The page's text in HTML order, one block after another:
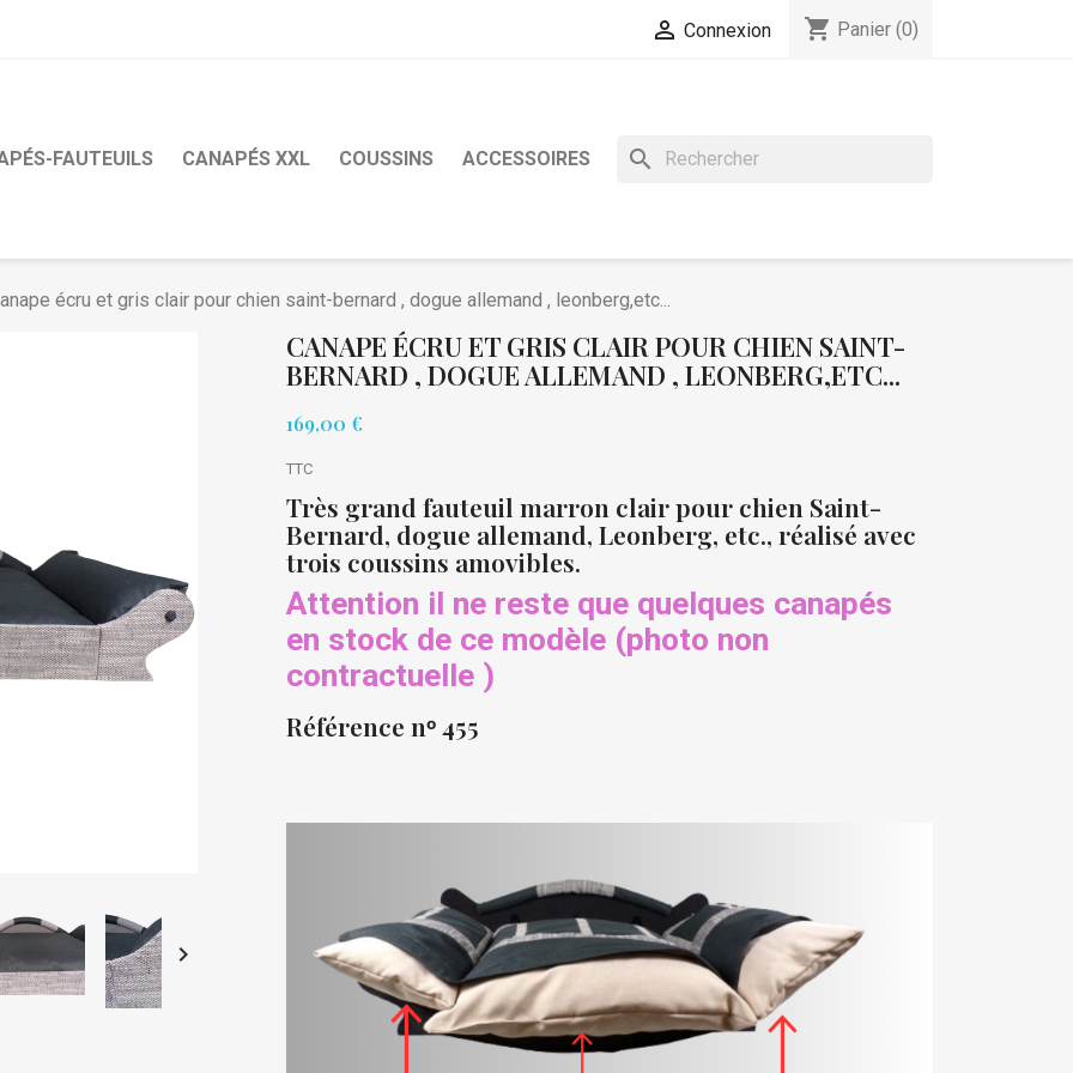
 Connexion shopping_cart Panier (0)
FAUTEUILS CANAPÉS XXL COUSSINS ACCESSOIRES search
écru et gris clair pour chien saint-bernard , dogue allemand , leonberg,etc...

CANAPE ÉCRU ET GRIS CLAIR POUR CHIEN SAINT-
BERNARD , DOGUE ALLEMAND , LEONBERG,ETC...
169,00 €
TTC
Très grand fauteuil marron clair pour chien Saint-
Bernard, dogue allemand, Leonberg, etc., réalisé avec
trois coussins amovibles.
Attention il ne reste que quelques canapés
en stock de ce modèle (photo non
contractuelle )
Référence nᵒ 455